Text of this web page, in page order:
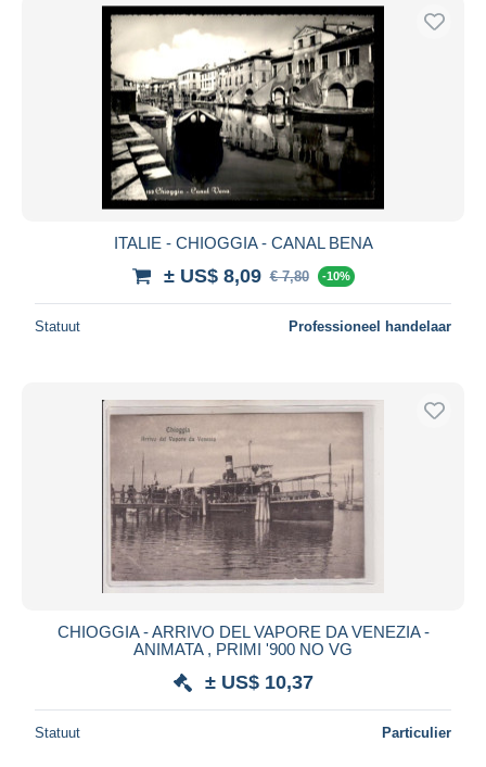
ITALIE - CHIOGGIA - CANAL BENA
± US$ 8,09 € 7,80 -10%
Statuut Professioneel handelaar
CHIOGGIA - ARRIVO DEL VAPORE DA VENEZIA -
ANIMATA , PRIMI '900 NO VG
± US$ 10,37
Statuut Particulier